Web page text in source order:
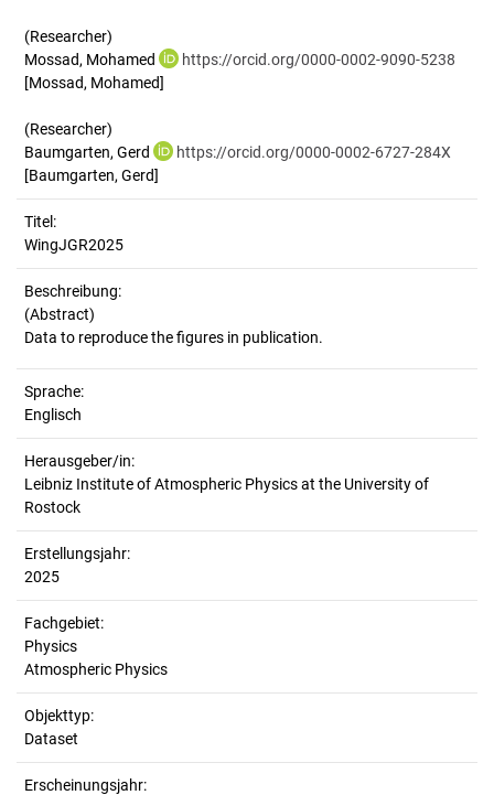
(Researcher)
Mossad, Mohamed
https://orcid.org/0000-0002-9090-5238
[Mossad, Mohamed]
(Researcher)
Baumgarten, Gerd
https://orcid.org/0000-0002-6727-284X
[Baumgarten, Gerd]
Titel:
WingJGR2025
Beschreibung:
(Abstract)
Sprache:
Englisch
Herausgeber/in:
Leibniz Institute of Atmospheric Physics at the University of
Rostock
Erstellungsjahr:
2025
Fachgebiet:
Physics
Atmospheric Physics
Objekttyp:
Dataset
Erscheinungsjahr: